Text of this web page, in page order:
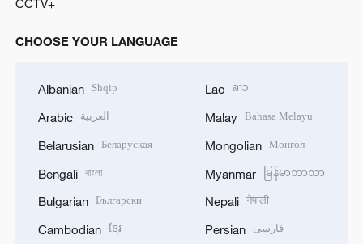
CCTV+
CHOOSE YOUR LANGUAGE
Albanian Shqip
Arabic العربية
Belarusian Беларуская
Bengali বাংলা
Bulgarian Български
Cambodian ខ្មែរ
Lao ລາວ
Malay Bahasa Melayu
Mongolian Монгол
Myanmar မြန်မာဘာသာ
Nepali नेपाली
Persian فارسی